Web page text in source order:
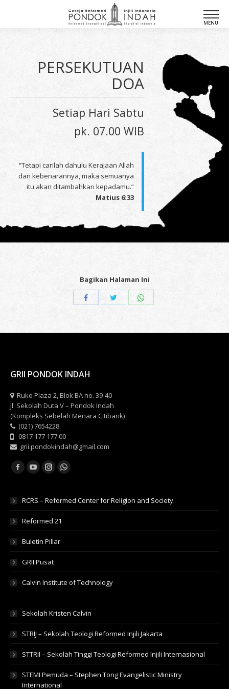
PERSEKUTUAN
DOA
Setiap Hari Sabtu
pk. 07.00 WIB
“Tetapi carilah dahulu Kerajaan Allah
dan kebenarannya, maka semuanya
itu akan ditambahkan kepadamu.”
Matius 6:33
Bagikan Halaman Ini
GRII PONDOK INDAH
Ruko Plaza 2, Blok BA no. 39-40
Jl. Sekolah Duta V – Pondok Indah
(Kompleks Sebelah Menara Citibank)
(021) 7654228
0817 177 177 00
grii.pondokindah@gmail.com
Find us on:
FacebookYouTubeInstagramWhatsapp
RCRS – Reformed Center for Religion and Society
Reformed 21
Buletin Pillar
GRII Pusat
Calvin Institute of Technology
Sekolah Kristen Calvin
STRIJ – Sekolah Teologi Reformed Injili Jakarta
STTRII – Sekolah Tinggi Teologi Reformed Injili Internasional
STEMI Pemuda – Stephen Tong Evangelistic Ministry
International